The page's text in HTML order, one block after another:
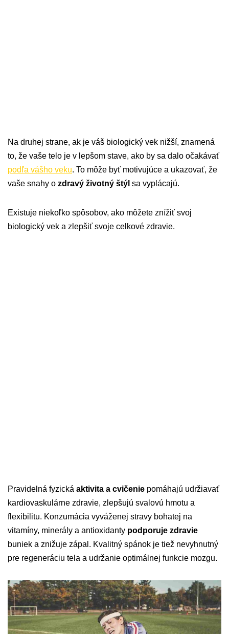
Na druhej strane, ak je váš biologický vek nižší, znamená
to, že vaše telo je v lepšom stave, ako by sa dalo očakávať
podľa vášho veku. To môže byť motivujúce a ukazovať, že
vaše snahy o zdravý životný štýl sa vyplácajú.
Existuje niekoľko spôsobov, ako môžete znížiť svoj
biologický vek a zlepšiť svoje celkové zdravie.
Pravidelná fyzická aktivita a cvičenie pomáhajú udržiavať
kardiovaskulárne zdravie, zlepšujú svalovú hmotu a
flexibilitu. Konzumácia vyváženej stravy bohatej na
vitamíny, minerály a antioxidanty podporuje zdravie
buniek a znižuje zápal. Kvalitný spánok je tiež nevyhnutný
pre regeneráciu tela a udržanie optimálnej funkcie mozgu.